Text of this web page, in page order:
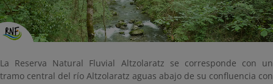
La Reserva Natural Fluvial Altzolaratz se corresponde con un
tramo central del río Altzolaratz aguas abajo de su confluencia con